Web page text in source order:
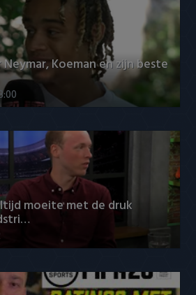
Koeman en zijn beste
moeite met de druk